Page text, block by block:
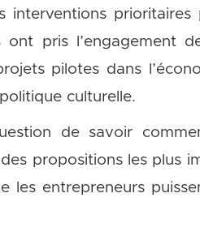
interventions
ont pris l’engagement
pilotes dans
culturelle.
de savoir
des propositions les plus
les entrepreneurs